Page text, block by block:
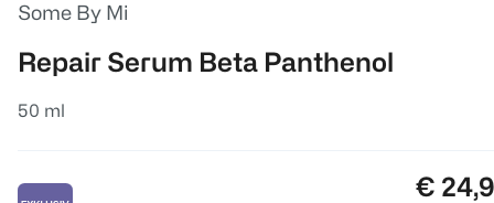
Some By Mi
Repair Serum Beta Panthenol
50 ml
Preis:
€